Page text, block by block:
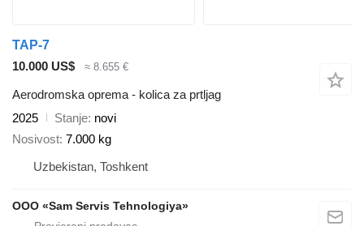
TAP-7
10.000 US$
≈ 8.655 €
Aerodromska oprema - kolica za prtljag
2025
Stanje novi
Nosivost 7.000 kg
Uzbekistan, Toshkent
OOO «Sam Servis Tehnologiya»